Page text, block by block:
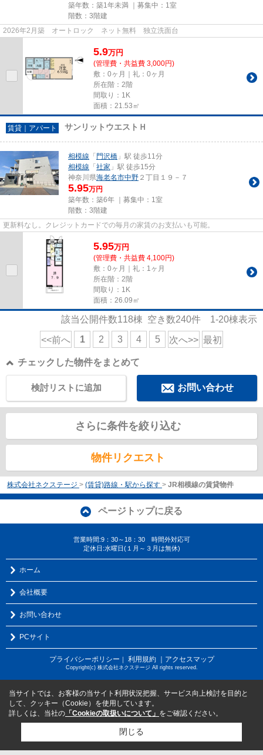
築年数：築1年未満 ｜募集中： 1室
階数：3階建
2026年2月築 オートロック ネット無料 独立洗面台
5.9万円
(管理費・共益費 3,000円)
敷：0ヶ月｜礼：0ヶ月
所在階：2階
間取り：1K
面積：21.53㎡
賃貸｜アパート サンリットウエストＨ
相模線 「門沢橋 」駅 徒歩11分
相模線 「社家 」駅 徒歩15分
神奈川県海老名市中野 ２丁目１９－７
5.95万円
築年数：築6年 ｜募集中： 1室
階数：3階建
更新料なし。クレジットカードでの毎月の家賃のお支払いも可能。
5.95万円
(管理費・共益費 4,100円)
敷：0ヶ月｜礼：1ヶ月
所在階：2階
間取り：1K
面積：26.09㎡
該当公開件数118棟 空き数240件 1-20棟表示
<<前へ 1 2 3 4 5 次へ>> 最初
チェックした物件をまとめて
お問い合わせ
検討リストに追加
さらに条件を絞り込む
物件リクエスト
株式会社ネクステージ > (賃貸)路線・駅から探す > JR相模線の賃貸物件
ページトップに戻る
営業時間:9：30～18：30 時間外対応可
定休日:水曜日(１月～３月は無休)
ホーム
会社概要
お問い合わせ
PCサイト
プライバシーポリシー ｜ 利用規約 ｜アクセスマップ
Copyright(c) 株式会社ネクステージ All rights reserved.
当サイトでは、お客様の当サイト利用状況把握、サービス向上検討を目的と
して、クッキー（Cookie）を使用しています。
詳しくは、当社の 「Cookieの取扱いについて」 をご確認ください。
閉じる